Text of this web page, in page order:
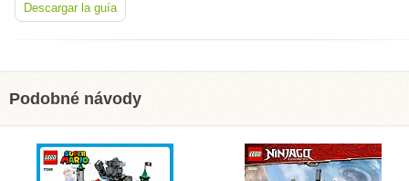
Descargar la guía
Podobné návody